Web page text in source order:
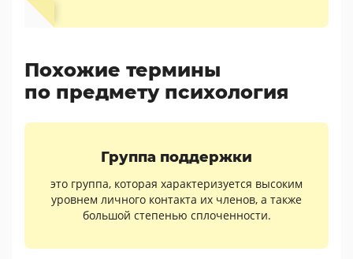
Похожие термины
по предмету психология
Группа поддержки
это группа, которая характеризуется высоким
уровнем личного контакта их членов, а также
большой степенью сплоченности.